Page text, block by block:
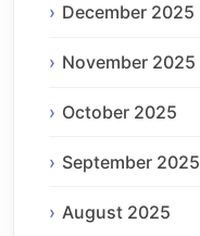
December 2025
November 2025
October 2025
September 2025
August 2025